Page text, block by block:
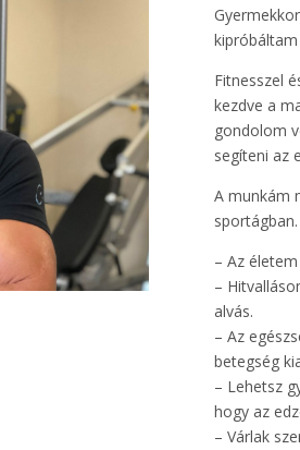
Fitnesszel
kezdve a
gondolom
segíteni az
A munkám
– Az
–
alvás.
– Az
betegség
– Lehetsz
hogy az
– Várlak